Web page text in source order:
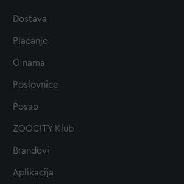
Dostava
Plaćanje
O nama
Poslovnice
Posao
ZOOCITY Klub
Brandovi
Aplikacija